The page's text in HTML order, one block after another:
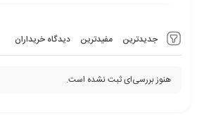
جدیدترین مفیدترین دیدگاه خریداران
هنوز بررسی‌ای ثبت نشده است.